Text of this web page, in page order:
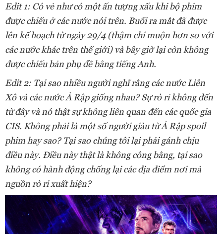
Edit 1: Có vẻ như có một ấn tượng xấu khi bộ phim
được chiếu ở các nước nói trên. Buổi ra mắt đã được
lên kế hoạch từ ngày 29/4 (thậm chí muộn hơn so với
các nước khác trên thế giới) và bây giờ lại còn không
được chiếu bản phụ đề bằng tiếng Anh.
Edit 2: Tại sao nhiều người nghĩ rằng các nước Liên
Xô và các nước Ả Rập giống nhau? Sự rò rỉ không đến
từ đây và nó thật sự không liên quan đến các quốc gia
CIS. Không phải là một số người giàu từ Ả Rập spoil
phim hay sao? Tại sao chúng tôi lại phải gánh chịu
điều này. Điều này thật là không công bằng, tại sao
không có hành động chống lại các địa điểm nơi mà
nguồn rò rỉ xuất hiện?